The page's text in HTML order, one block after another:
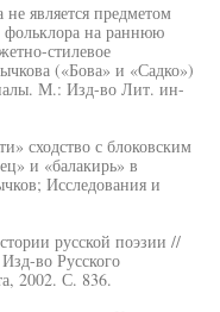
является предметом
фольклора на раннюю
стилевое
(«Бова» и «Садко»)
М.: Изд-во Лит. ин-
сходство с блоковским
и «балакирь» в
Исследования и
русской поэзии //
во Русского
2002. С. 836.